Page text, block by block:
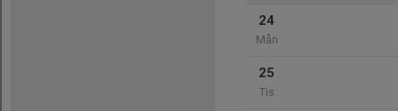
24
Mån
25
Tis